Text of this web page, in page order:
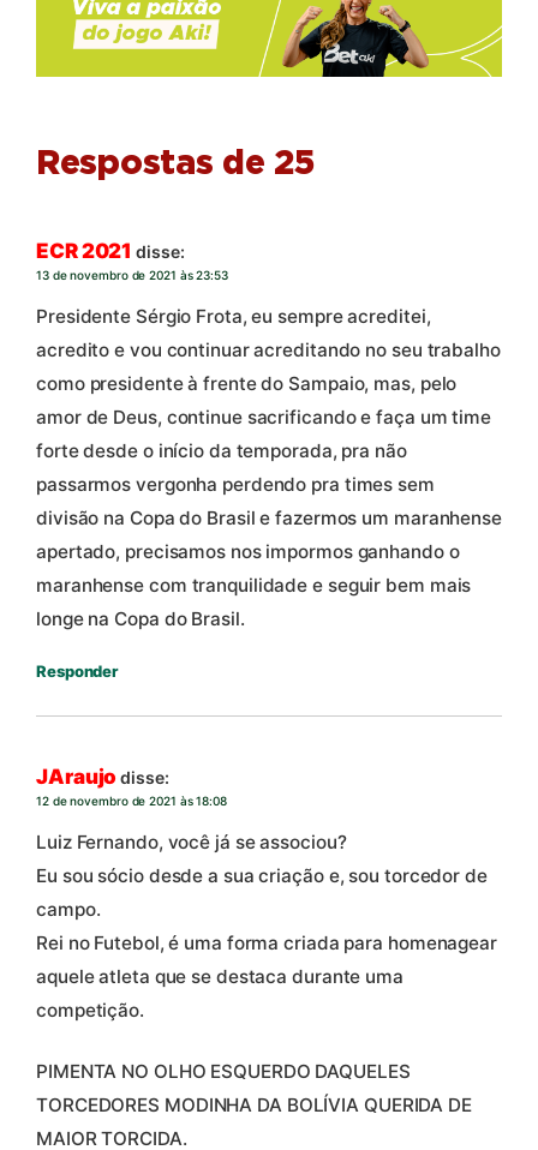
Respostas de 25
ECR 2021 disse:
13 de novembro de 2021 às 23:53
Presidente Sérgio Frota, eu sempre acreditei,
acredito e vou continuar acreditando no seu trabalho
como presidente à frente do Sampaio, mas, pelo
amor de Deus, continue sacrificando e faça um time
forte desde o início da temporada, pra não
passarmos vergonha perdendo pra times sem
divisão na Copa do Brasil e fazermos um maranhense
apertado, precisamos nos impormos ganhando o
maranhense com tranquilidade e seguir bem mais
longe na Copa do Brasil.
Responder
JAraujo disse:
12 de novembro de 2021 às 18:08
Luiz Fernando, você já se associou?
Eu sou sócio desde a sua criação e, sou torcedor de
campo.
Rei no Futebol, é uma forma criada para homenagear
aquele atleta que se destaca durante uma
competição.
PIMENTA NO OLHO ESQUERDO DAQUELES
TORCEDORES MODINHA DA BOLÍVIA QUERIDA DE
MAIOR TORCIDA.